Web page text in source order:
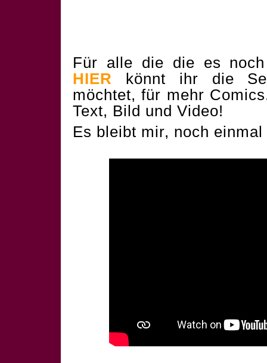
Für alle die die es noch
HIER könnt ihr die
möchtet, für mehr
Text, Bild und Video!
Es bleibt mir, noch